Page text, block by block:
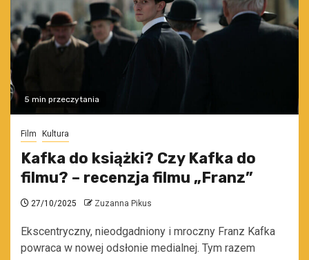
5 min przeczytania
Film Kultura
Kafka do książki? Czy Kafka do
filmu? – recenzja filmu „Franz”
27/10/2025 Zuzanna Pikus
Ekscentryczny, nieodgadniony i mroczny Franz Kafka
powraca w nowej odsłonie medialnej. Tym razem